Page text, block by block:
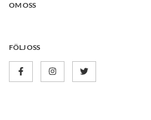
OM OSS
FÖLJ OSS